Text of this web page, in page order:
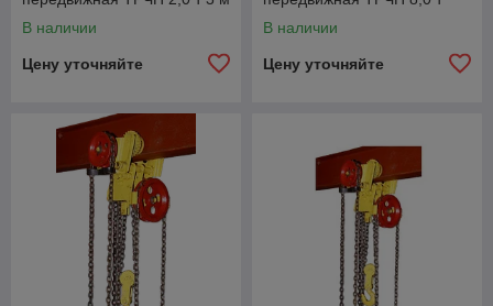
В наличии
Цену уточняйте
В наличии
Цену уточняйте